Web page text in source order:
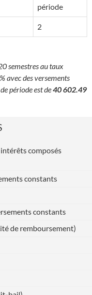
période
2
semestres au taux
avec des versements
période est de40 602.49
composés
constants
constants
de remboursement)